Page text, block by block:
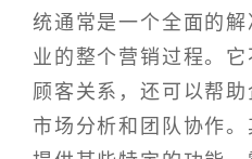
统通常是一个全面的
业的整个营销过程。
顾客关系，还可以帮助
市场分析和团队协作